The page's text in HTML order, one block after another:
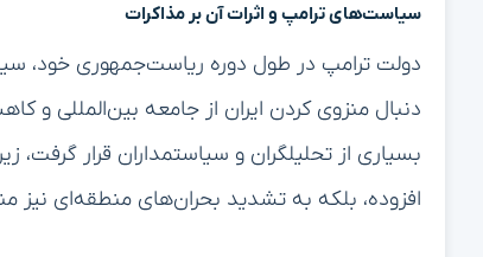
سیاست‌های ترامپ و اثرات آن بر مذاکرات
دولت ترامپ در طول دوره ریاست‌جمهوری خود،
دنبال منزوی کردن ایران از جامعه بین‌المللی و
بسیاری از تحلیلگران و سیاستمداران قرار
افزوده، بلکه به تشدید بحران‌های منطقه‌ای